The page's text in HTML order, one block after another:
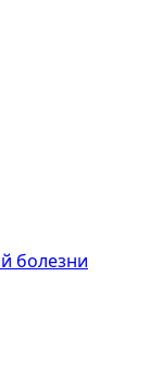
болезни